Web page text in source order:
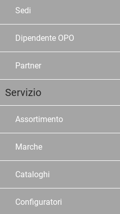
Sedi
Dipendente OPO
Partner
Servizio
Assortimento
Marche
Cataloghi
Configuratori